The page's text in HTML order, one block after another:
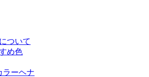
ついて
め色
ラーヘナ